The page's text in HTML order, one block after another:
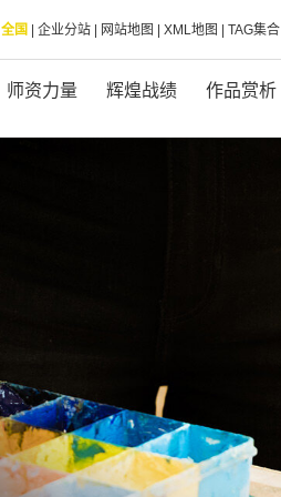
全国 企业分站 网站地图 XML地图 TAG集合
师资力量 辉煌战绩 作品赏析